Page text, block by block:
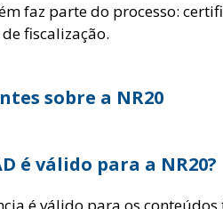
faz parte do processo:
fiscalização.
sobre a NR20
é válido para a NR20?